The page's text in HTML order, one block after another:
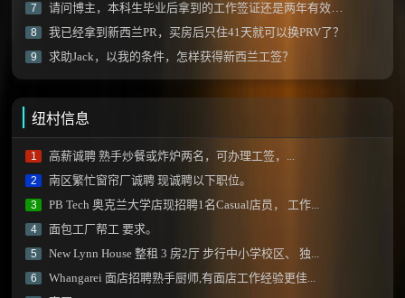
7 请问博主，本科生毕业后拿到的工作签证还是两年有效期的那种吗？
8 我已经拿到新西兰PR，买房后只住41天就可以换PRV了？
9 求助Jack，以我的条件，怎样获得新西兰工签？
纽村信息
1 高薪诚聘 熟手炒餐或炸炉两名，可办理工签，...
2 南区繁忙窗帘厂诚聘 现诚聘以下职位。
3 PB Tech 奥克兰大学店现招聘1名Casual店员， 工作...
4 面包工厂帮工 要求。
5 New Lynn House 整租 3 房2厅 步行中小学校区、 独...
6 Whangarei 面店招聘熟手厨师,有面店工作经验更佳...